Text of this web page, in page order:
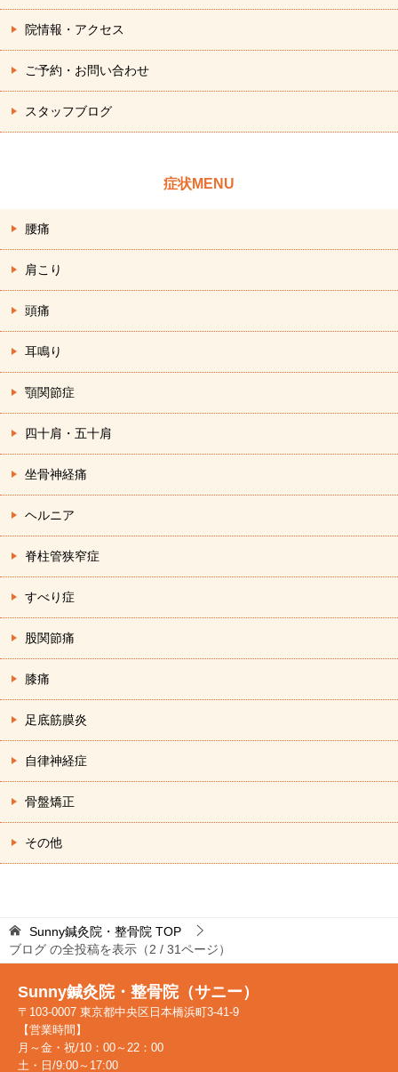
院情報・アクセス
ご予約・お問い合わせ
スタッフブログ
症状MENU
腰痛
肩こり
頭痛
耳鳴り
顎関節症
四十肩・五十肩
坐骨神経痛
ヘルニア
脊柱管狭窄症
すべり症
股関節痛
膝痛
足底筋膜炎
自律神経症
骨盤矯正
その他
Sunny鍼灸院・整骨院 TOP
ブログ の全投稿を表示（2 / 31ページ）
Sunny鍼灸院・整骨院（サニー）
〒103-0007 東京都中央区日本橋浜町3-41-9
【営業時間】
月～金・祝/10：00～22：00
土・日/9:00～17:00